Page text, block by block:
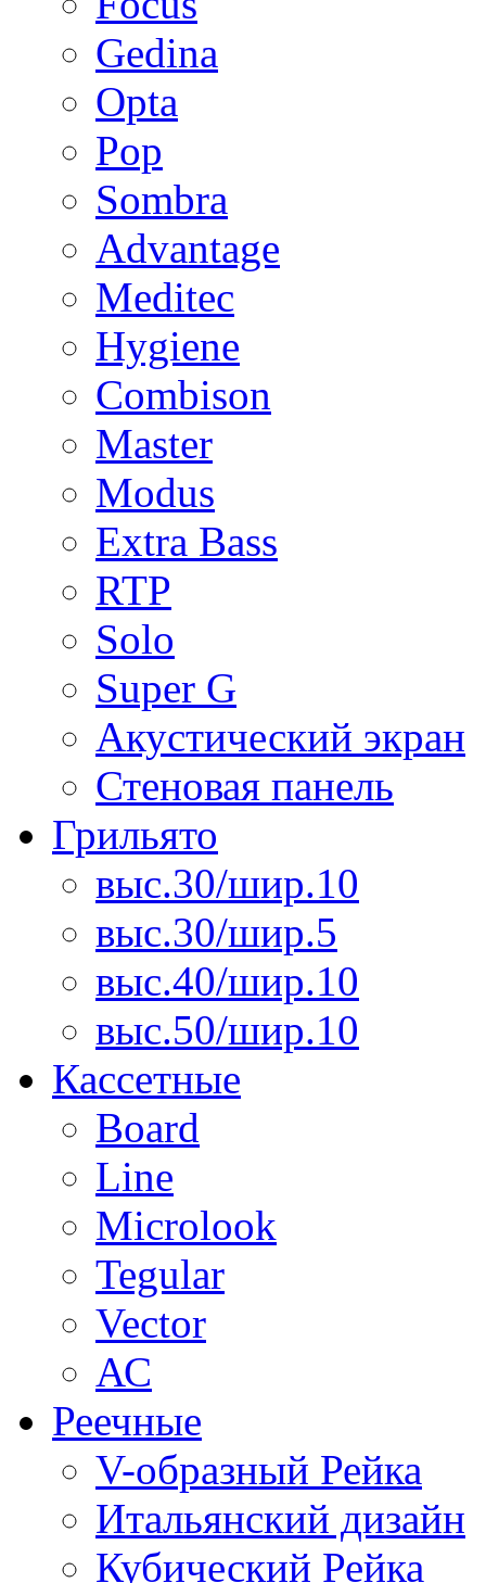
Gedina
Opta
Pop
Sombra
Advantage
Meditec
Hygiene
Combison
Master
Modus
Extra Bass
RTP
Solo
Super G
Акустический экран
Стеновая панель
Грильято
выс.30/шир.10
выс.30/шир.5
выс.40/шир.10
выс.50/шир.10
Кассетные
Board
Line
Microlook
Tegular
Vector
АС
Реечные
V-образный Рейка
Итальянский дизайн
Кубический Рейка